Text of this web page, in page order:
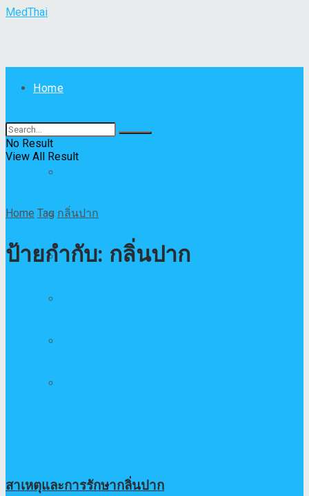
MedThai
Home
โรค
โรคติดเชื้อหรือปรสิต
โรคผิวหนัง
No Result
View All Result
Home Tag กลิ่นปาก
ป้ายกำกับ: กลิ่นปาก
สาเหตุและการรักษากลิ่นปาก